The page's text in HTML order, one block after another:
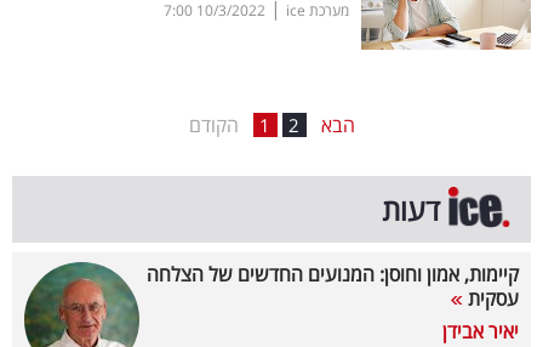
תיירות
המילון
הכלכלי
פודקאסט
40
מערכת ice |
10/3/2022
7:00
הקודם 1 2 הבא
דעות
קיימות, אמון וחוסן: המנועים החדשים של הצלחה
עסקית
יאיר אבידן